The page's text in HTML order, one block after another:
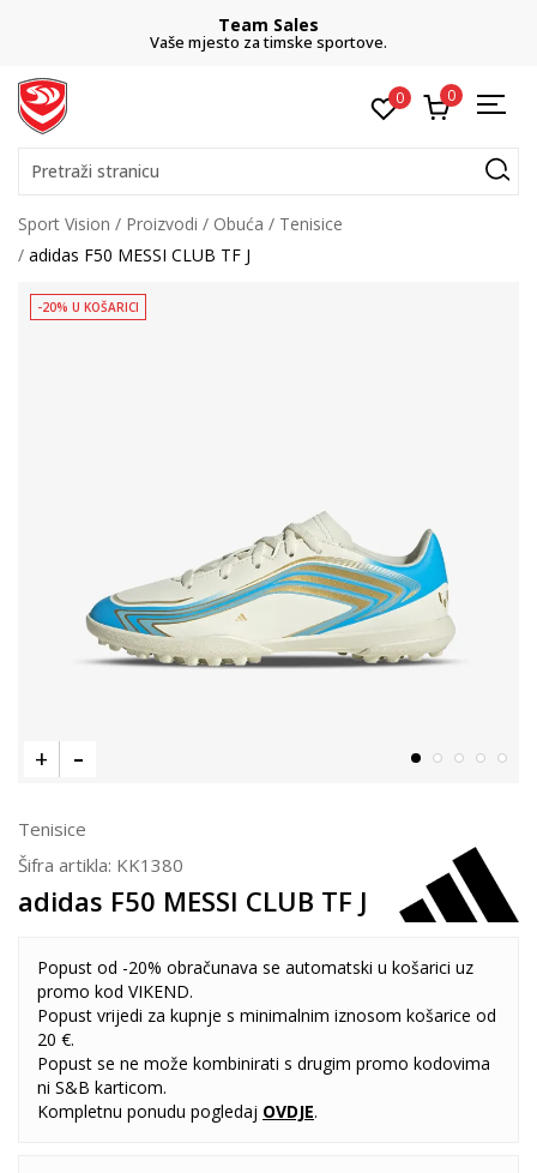
Team Sales
Vaše mjesto za timske sportove.
0 0
Pretraži stranicu
Sport Vision Proizvodi Obuća
Tenisice
adidas F50 MESSI CLUB TF J
-20% U KOŠARICI
Tenisice
Šifra artikla: KK1380
adidas F50 MESSI CLUB TF J
Popust od -20% obračunava se automatski u košarici uz
promo kod VIKEND.
Popust vrijedi za kupnje s minimalnim iznosom košarice od
20 €.
Popust se ne može kombinirati s drugim promo kodovima
ni S&B karticom.
Kompletnu ponudu pogledaj OVDJE.